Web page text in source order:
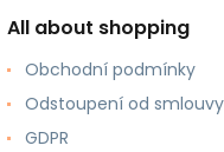
All about shopping
Obchodní podmínky
Odstoupení od smlouvy
GDPR